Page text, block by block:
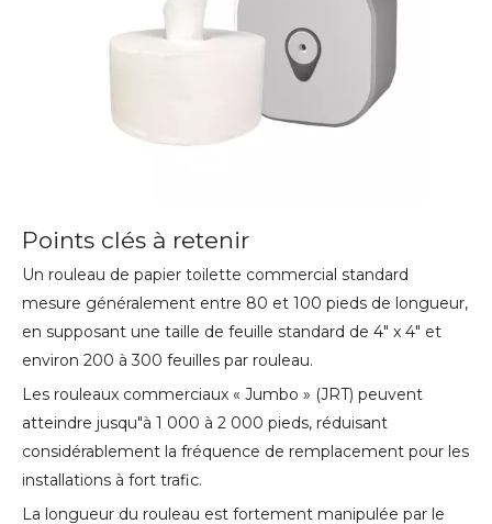
Points clés à retenir
Un rouleau de papier toilette commercial standard
mesure généralement entre 80 et 100 pieds de longueur,
en supposant une taille de feuille standard de 4" x 4" et
environ 200 à 300 feuilles par rouleau.
Les rouleaux commerciaux « Jumbo » (JRT) peuvent
atteindre jusqu"à 1 000 à 2 000 pieds, réduisant
considérablement la fréquence de remplacement pour les
installations à fort trafic.
La longueur du rouleau est fortement manipulée par le